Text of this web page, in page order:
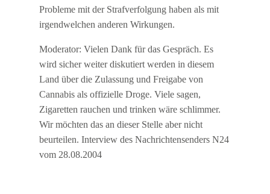
Probleme mit der Strafverfolgung haben als mit
irgendwelchen anderen Wirkungen.
Moderator: Vielen Dank für das Gespräch. Es
wird sicher weiter diskutiert werden in diesem
Land über die Zulassung und Freigabe von
Cannabis als offizielle Droge. Viele sagen,
Zigaretten rauchen und trinken wäre schlimmer.
Wir möchten das an dieser Stelle aber nicht
beurteilen. Interview des Nachrichtensenders N24
vom 28.08.2004